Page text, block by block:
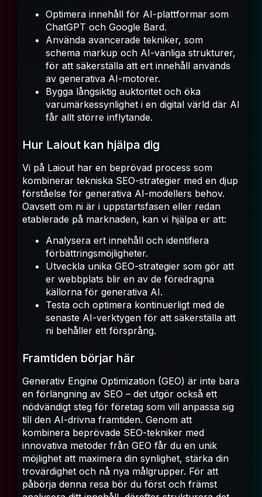
Optimera innehåll för AI-plattformar som
ChatGPT och Google Bard.
Använda avancerade tekniker, som
schema markup och AI-vänliga strukturer,
för att säkerställa att ert innehåll används
av generativa AI-motorer.
Bygga långsiktig auktoritet och öka
varumärkessynlighet i en digital värld där AI
får allt större inflytande.
Hur Laiout kan hjälpa dig
Vi på Laiout har en beprövad process som
kombinerar tekniska SEO-strategier med en djup
förståelse för generativa AI-modellers behov.
Oavsett om ni är i uppstartsfasen eller redan
etablerade på marknaden, kan vi hjälpa er att:
Analysera ert innehåll och identifiera
förbättringsmöjligheter.
Utveckla unika GEO-strategier som gör att
er webbplats blir en av de föredragna
källorna för generativa AI.
Testa och optimera kontinuerligt med de
senaste AI-verktygen för att säkerställa att
ni behåller ett försprång.
Framtiden börjar här
Generativ Engine Optimization (GEO) är inte bara
en förlängning av SEO – det utgör också ett
nödvändigt steg för företag som vill anpassa sig
till den AI-drivna framtiden. Genom att
kombinera beprövade SEO-tekniker med
innovativa metoder från GEO får du en unik
möjlighet att maximera din synlighet, stärka din
trovärdighet och nå nya målgrupper. För att
påbörja denna resa bör du först och främst